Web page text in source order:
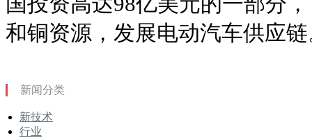
和铜资源，发展电动汽车供应
新闻分类
新技术
行业